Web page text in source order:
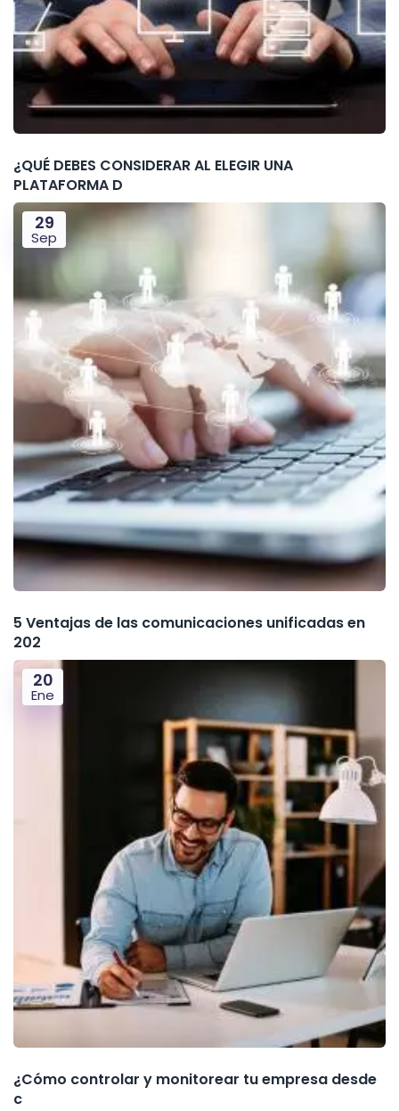
¿QUÉ DEBES CONSIDERAR AL ELEGIR UNA
PLATAFORMA D
29
Sep
5 Ventajas de las comunicaciones unificadas en
202
20
Ene
¿Cómo controlar y monitorear tu empresa desde
c